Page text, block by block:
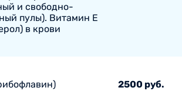
и свободно-
пулы). Витамин E
в крови
2500 руб.